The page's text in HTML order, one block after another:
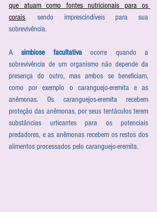
que atuam como fontes nutricionais para os
corais, sendo imprescindíveis para sua
sobrevivência.
A simbiose facultativa ocorre quando a
sobrevivência de um organismo não depende da
presença do outro, mas ambos se beneficiam,
como por exemplo o caranguejo-eremita e as
anêmonas. Os caranguejos-eremita recebem
proteção das anêmonas, por seus tentáculos terem
substâncias urticantes para os potenciais
predadores, e as anêmonas recebem os restos dos
alimentos processados pelo caranguejo-eremita.